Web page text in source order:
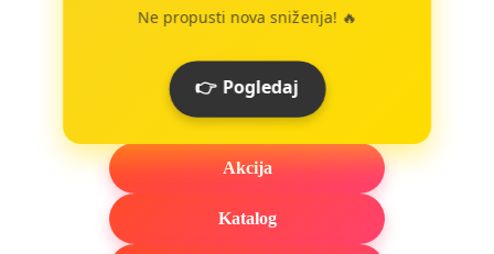
Ne propusti nova sniženja! 🔥
👉 Pogledaj
Akcija
Katalog